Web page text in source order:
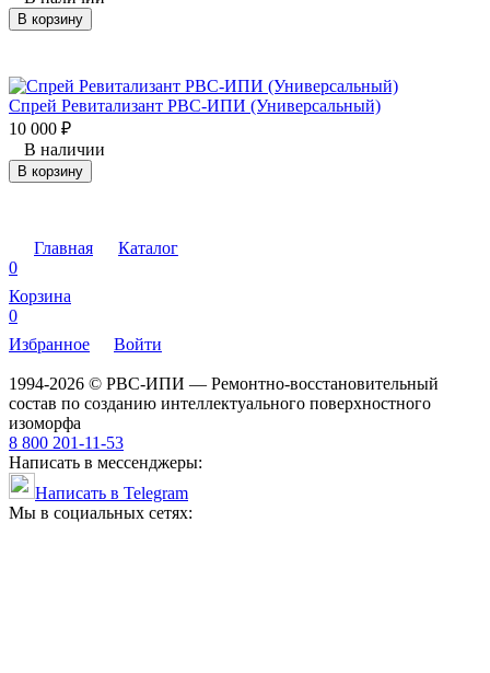
В корзину
Спрей Ревитализант РВС-ИПИ (Универсальный)
10 000 ₽
В наличии
В корзину
Главная
Каталог
0
Корзина
0
Избранное
Войти
1994-2026 © РВС-ИПИ — Ремонтно-восстановительный
состав по созданию интеллектуального поверхностного
изоморфа
8 800 201-11-53
Написать в мессенджеры:
Написать в Telegram
Мы в социальных сетях: